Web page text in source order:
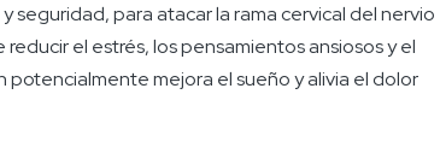
seguridad, para atacar la rama cervical del nervio
el estrés, los pensamientos ansiosos y el
mejora el sueño y alivia el dolor